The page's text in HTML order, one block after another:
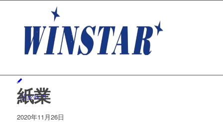
關於我們
紙業
2020年11月26日